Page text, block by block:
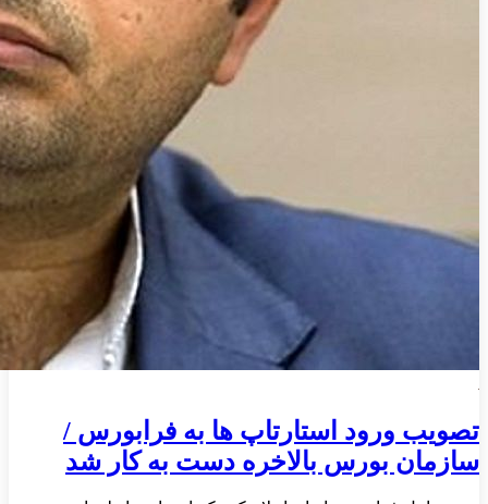
تصویب ورود استارتاپ‌ ها به فرابورس /
سازمان بورس بالاخره دست به کار شد